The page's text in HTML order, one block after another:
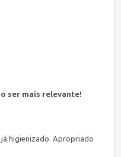
ser mais relevante!
higienizado. Apropriado